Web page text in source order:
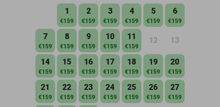
1
€159
2
€159
3
€159
4
€159
5
€159
6
€159
7
€159
8
€159
9
€159
10
€159
11
€159
12 13
14
€159
15
€159
16
€159
17
€159
18
€159
19
€159
20
€159
21
€159
22
€159
23
€159
24
€159
25
€159
26
€159
27
€159